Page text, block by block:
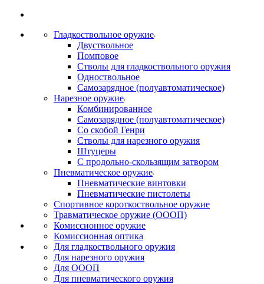
Гладкоствольное оружие
Двуствольное
Помповое
Стволы для гладкоствольного оружия
Одноствольное
Самозарядное (полуавтоматическое)
Нарезное оружие
Комбинированное
Самозарядное (полуавтоматическое)
Со скобой Генри
Стволы для нарезного оружия
Штуцеры
С продольно-скользящим затвором
Пневматическое оружие
Пневматические винтовки
Пневматические пистолеты
Спортивное короткоствольное оружие
Травматическое оружие (ОООП)
Комиссионное оружие
Комиссионная оптика
Для гладкоствольного оружия
Для нарезного оружия
Для ОООП
Для пневматического оружия